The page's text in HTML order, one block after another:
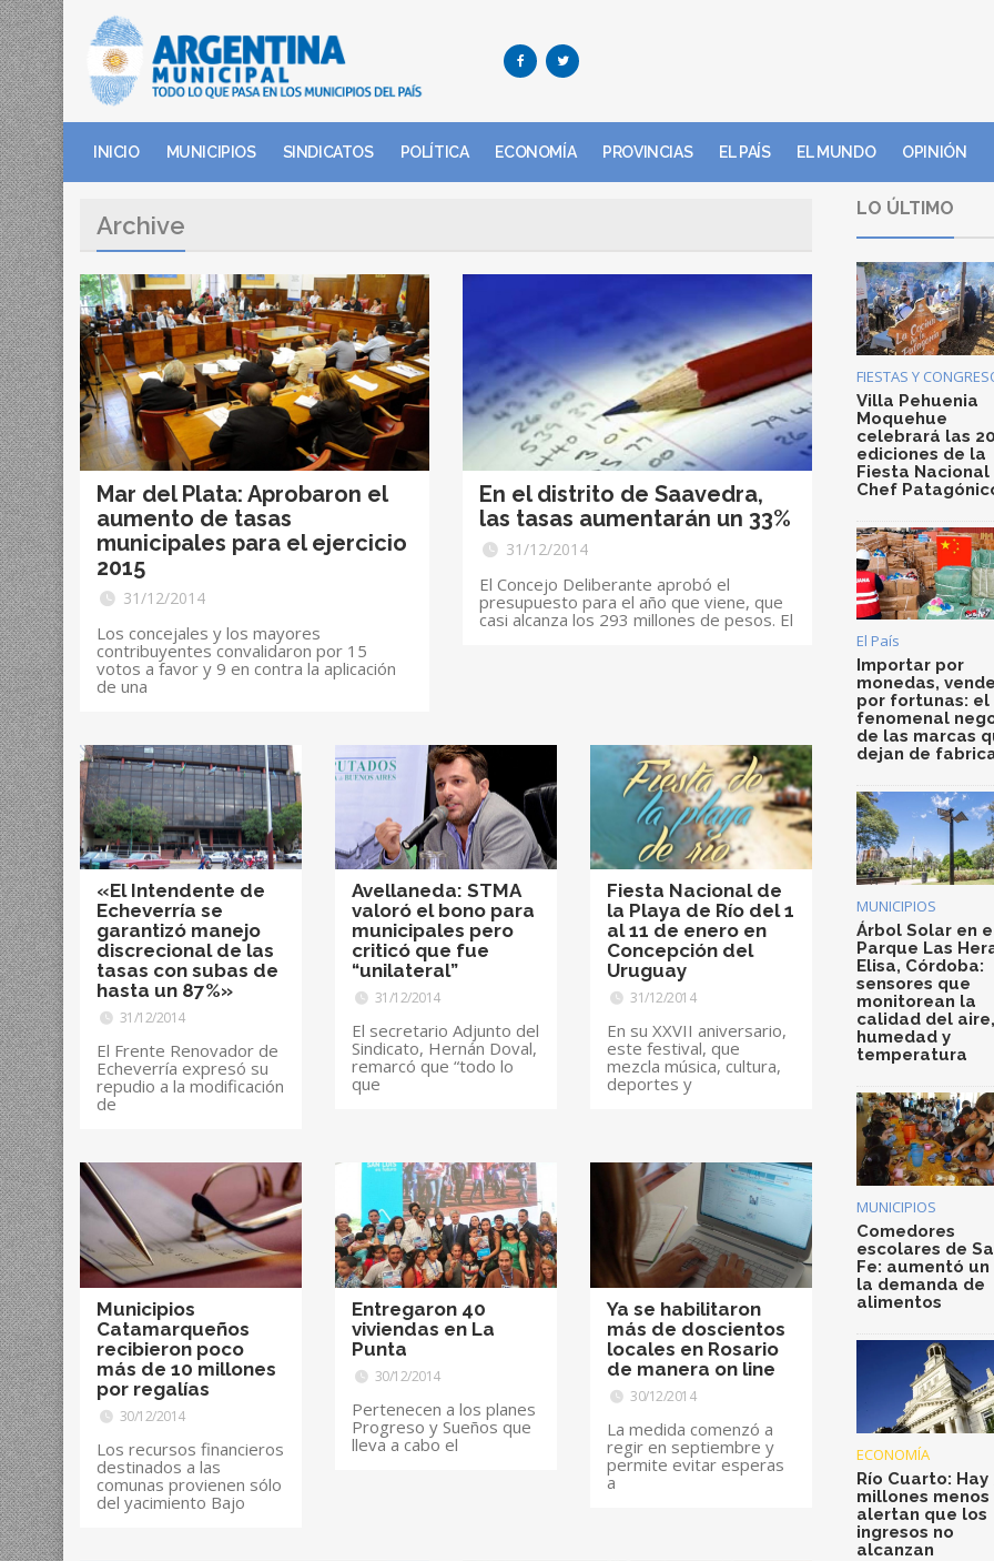
INICIO MUNICIPIOS SINDICATOS POLÍTICA ECONOMÍA PROVINCIAS EL PAÍS EL MUNDO OPINIÓN
Archive
Mar del Plata: Aprobaron el
aumento de tasas
municipales para el ejercicio
2015
31/12/2014
Los concejales y los mayores
contribuyentes convalidaron por 15
votos a favor y 9 en contra la aplicación
de una
En el distrito de Saavedra,
las tasas aumentarán un 33%
31/12/2014
El Concejo Deliberante aprobó el
presupuesto para el año que viene, que
casi alcanza los 293 millones de pesos. El
«El Intendente de
Echeverría se
garantizó manejo
discrecional de las
tasas con subas de
hasta un 87%»
31/12/2014
El Frente Renovador de
Echeverría expresó su
repudio a la modificación
de
Avellaneda: STMA
valoró el bono para
municipales pero
criticó que fue
“unilateral”
31/12/2014
El secretario Adjunto del
Sindicato, Hernán Doval,
remarcó que “todo lo
que
Fiesta Nacional de
la Playa de Río del 1
al 11 de enero en
Concepción del
Uruguay
31/12/2014
En su XXVII aniversario,
este festival, que
mezcla música, cultura,
deportes y
Municipios
Catamarqueños
recibieron poco
más de 10 millones
por regalías
30/12/2014
Los recursos financieros
destinados a las
comunas provienen sólo
del yacimiento Bajo
Entregaron 40
viviendas en La
Punta
30/12/2014
Pertenecen a los planes
Progreso y Sueños que
lleva a cabo el
Ya se habilitaron
más de doscientos
locales en Rosario
de manera on line
30/12/2014
La medida comenzó a
regir en septiembre y
permite evitar esperas
a
LO ÚLTIMO
FIESTAS Y
Villa Pehuenia
Moquehue
celebrará las
ediciones de la
Fiesta
Chef
El País
Importar por
monedas,
por fortunas: el
fenomenal
de las marcas
dejan de
MUNICIPIOS
Árbol Solar en
Parque Las
Elisa, Córdoba:
sensores que
monitorean la
calidad del aire,
humedad y
temperatura
MUNICIPIOS
Comedores
escolares de
Fe: aumentó un
la demanda de
alimentos
ECONOMÍA
Río Cuarto: Hay
millones menos
alertan que los
ingresos no
alcanzan